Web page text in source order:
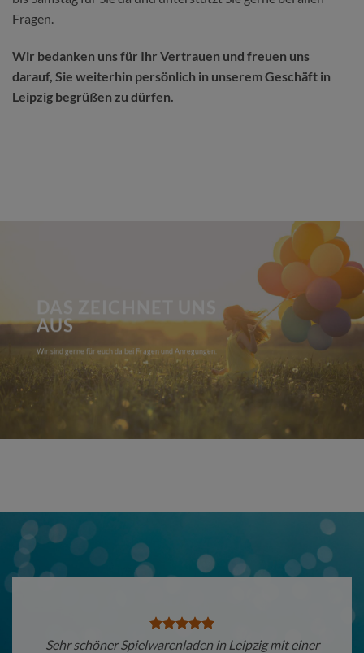
Fragen.
Wir bedanken uns für Ihr Vertrauen und freuen uns
darauf, Sie weiterhin persönlich in unserem Geschäft in
Leipzig begrüßen zu dürfen.
AUS
Wir sind gerne für euch da bei Fragen und Anregungen.
Sehr schöner Spielwarenladen in Leipzig mit einer